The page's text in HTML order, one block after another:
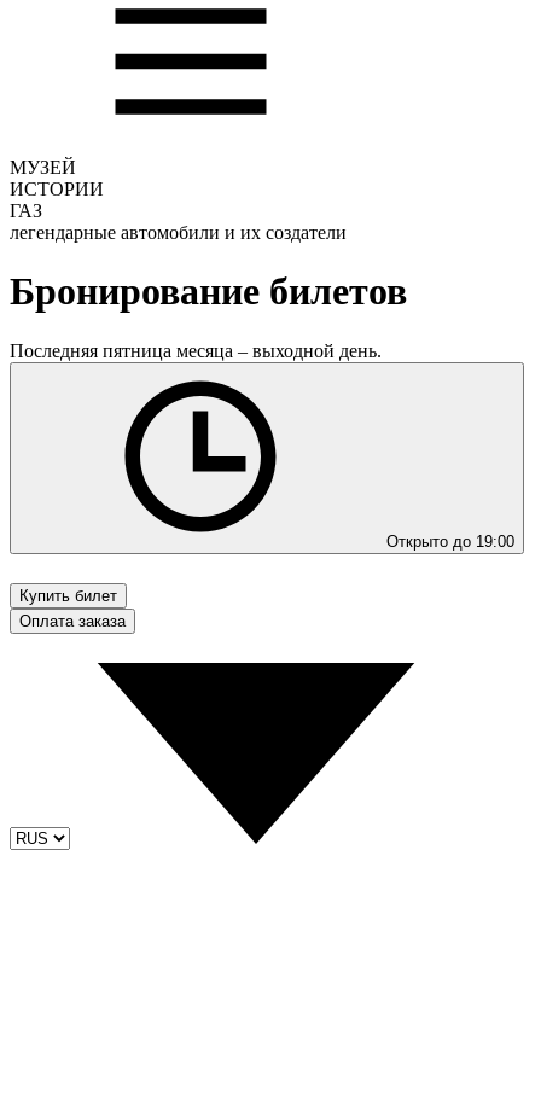
МУЗЕЙ
ИСТОРИИ
ГАЗ
легендарные автомобили и их создатели
Бронирование билетов
Последняя пятница месяца – выходной день.
Открыто до 19:00
Купить билет
Оплата заказа